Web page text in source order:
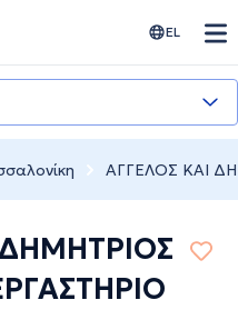
EL
ΑΓΓΕΛΟΣ ΚΑΙ